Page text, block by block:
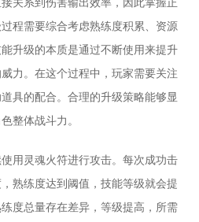
程需要综合考虑熟练度积累、资源
升级的本质是通过不断使用来提升
力。在这个过程中，玩家需要关注
具的配合。合理的升级策略能够显
整体战斗力。
用灵魂火符进行攻击。每次成功击
熟练度达到阈值，技能等级就会提
度总量存在差异，等级提高，所需